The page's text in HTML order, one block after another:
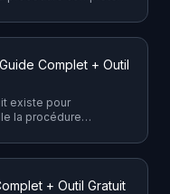
Complet + Outil
existe pour
la procédure
nécessaires.
+ Outil Gratuit